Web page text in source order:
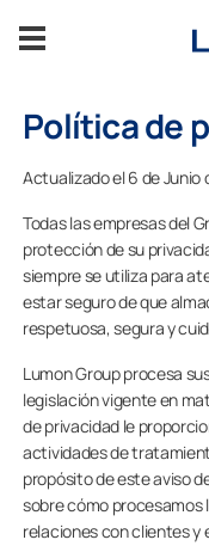
Terrazas
Cerramientos
Inspiración
Accesorios
Soporte
Política de
Actualizado el 6 de Junio
Todas las empresas del
protección de su
siempre se utiliza para
estar seguro de que
respetuosa, segura y
Lumon Group procesa
legislación vigente en
de privacidad le
actividades de
propósito de este aviso
sobre cómo procesamos
relaciones con clientes y